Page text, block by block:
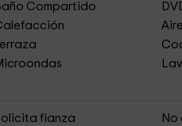
Compartido
Terraza
fianza
No